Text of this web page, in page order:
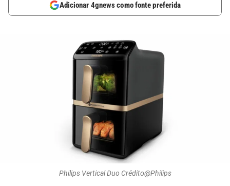
Adicionar 4gnews como fonte preferida
Philips Vertical Duo Crédito@Philips